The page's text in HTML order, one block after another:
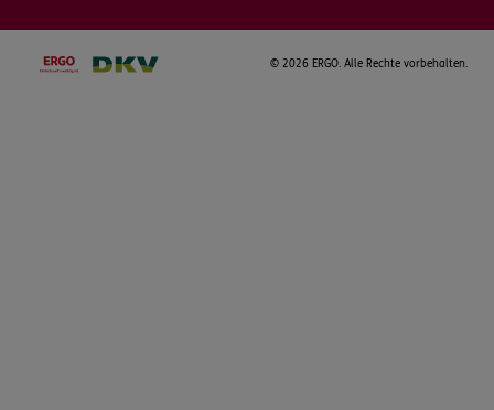
© 2026 ERGO. Alle Rechte vorbehalten.